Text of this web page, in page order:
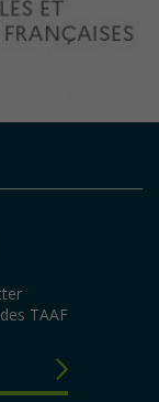
TAAF